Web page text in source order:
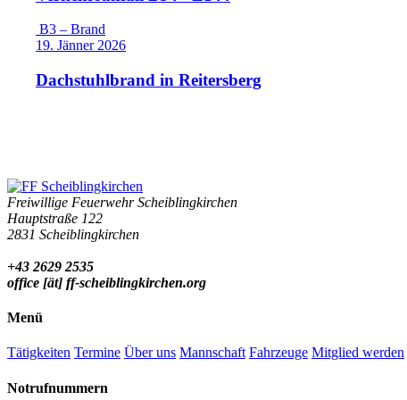
B3 – Brand
19. Jänner 2026
Dachstuhlbrand in Reitersberg
Freiwillige Feuerwehr Scheiblingkirchen
Hauptstraße 122
2831 Scheiblingkirchen
+43 2629 2535
office [ät] ff-scheiblingkirchen.org
Menü
Tätigkeiten Termine Über uns Mannschaft Fahrzeuge Mitglied werden
Notrufnummern